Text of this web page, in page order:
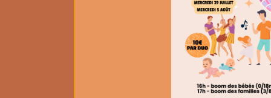
bébé, il pourra profiter pleinement de
même, ce sera plutot la mini boom des
hésitez pas à venir m'en parler.
📍 Séances en extérieur ✨ Accessible à
Afin de garantir l’organisation de ces